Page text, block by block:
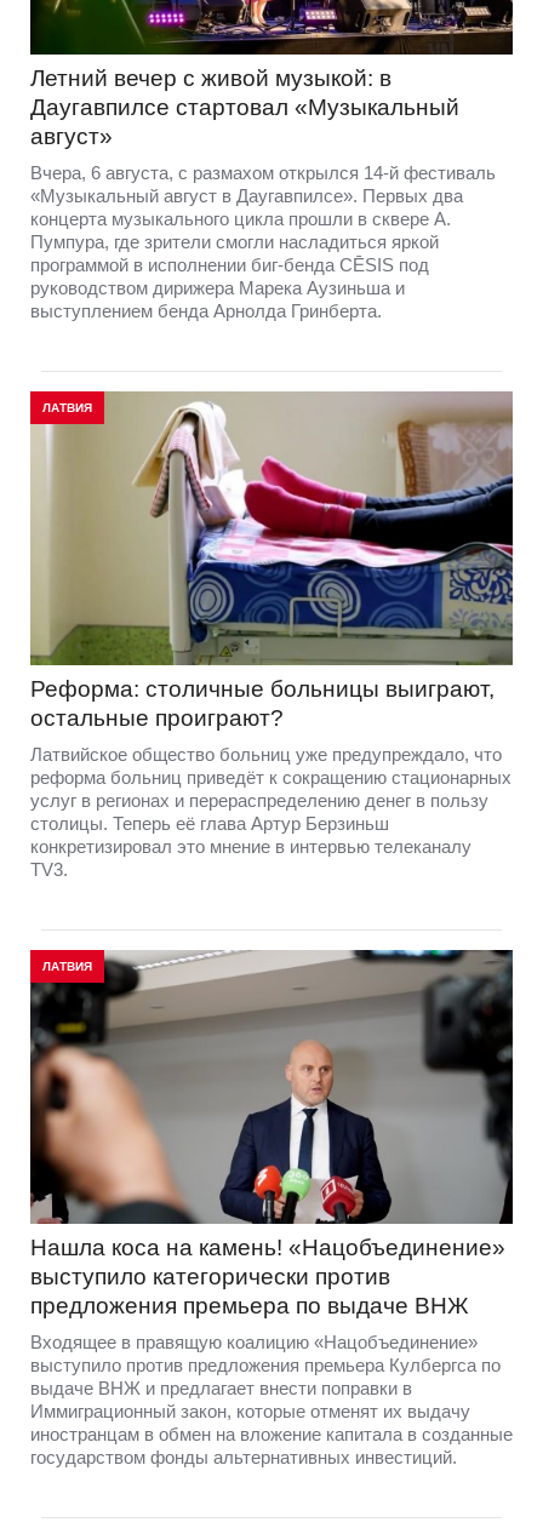
Летний вечер с живой музыкой: в
Даугавпилсе стартовал «Музыкальный
август»
Вчера, 6 августа, с размахом открылся 14-й фестиваль
«Музыкальный август в Даугавпилсе». Первых два
концерта музыкального цикла прошли в сквере А.
Пумпура, где зрители смогли насладиться яркой
программой в исполнении биг-бенда CĒSIS под
руководством дирижера Марека Аузиньша и
выступлением бенда Арнолда Гринберта.
ЛАТВИЯ
Реформа: столичные больницы выиграют,
остальные проиграют?
Латвийское общество больниц уже предупреждало, что
реформа больниц приведёт к сокращению стационарных
услуг в регионах и перераспределению денег в пользу
столицы. Теперь её глава Артур Берзиньш
конкретизировал это мнение в интервью телеканалу
TV3.
ЛАТВИЯ
Нашла коса на камень! «Нацобъединение»
выступило категорически против
предложения премьера по выдаче ВНЖ
Входящее в правящую коалицию «Нацобъединение»
выступило против предложения премьера Кулбергса по
выдаче ВНЖ и предлагает внести поправки в
Иммиграционный закон, которые отменят их выдачу
иностранцам в обмен на вложение капитала в созданные
государством фонды альтернативных инвестиций.